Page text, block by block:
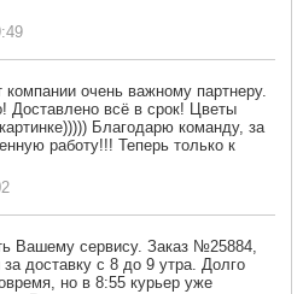
очень важному партнеру.
всё в срок! Цветы
Благодарю команду, за
работу!!! Теперь только к
Вашему сервису. Заказ №25884,
доставку с 8 до 9 утра. Долго
но в 8:55 курьер уже